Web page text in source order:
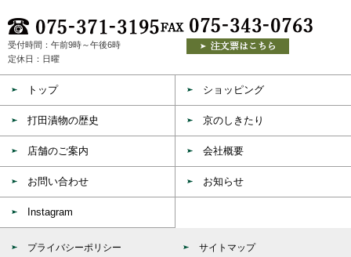
受付時間：午前9時～午後6時
定休日：日曜
トップ ショッピング
打田漬物の歴史 京のしきたり
店舗のご案内 会社概要
お問い合わせ お知らせ
Instagram
プライバシーポリシー サイトマップ